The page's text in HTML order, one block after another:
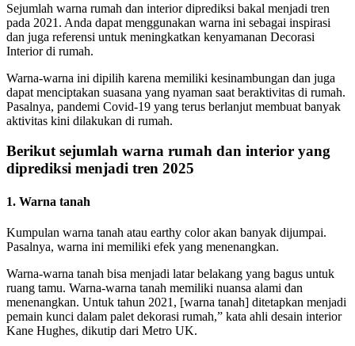
Sejumlah warna rumah dan interior diprediksi bakal menjadi tren
pada 2021. Anda dapat menggunakan warna ini sebagai inspirasi
dan juga referensi untuk meningkatkan kenyamanan Decorasi
Interior di rumah.
Warna-warna ini dipilih karena memiliki kesinambungan dan juga
dapat menciptakan suasana yang nyaman saat beraktivitas di rumah.
Pasalnya, pandemi Covid-19 yang terus berlanjut membuat banyak
aktivitas kini dilakukan di rumah.
Berikut sejumlah warna rumah dan interior yang
diprediksi menjadi tren 2025
1. Warna tanah
Kumpulan warna tanah atau earthy color akan banyak dijumpai.
Pasalnya, warna ini memiliki efek yang menenangkan.
Warna-warna tanah bisa menjadi latar belakang yang bagus untuk
ruang tamu. Warna-warna tanah memiliki nuansa alami dan
menenangkan. Untuk tahun 2021, [warna tanah] ditetapkan menjadi
pemain kunci dalam palet dekorasi rumah,” kata ahli desain interior
Kane Hughes, dikutip dari Metro UK.